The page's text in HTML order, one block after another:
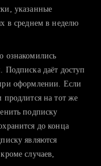
поднимаете
и оценить шансы
указанные
в среднем в неделю
ознакомились
даёт доступ
оформлении. Если
продлится на тот же
подписку
до конца
являются
случаев,